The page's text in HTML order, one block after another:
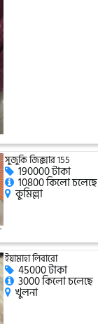
সুজুকি জিক্সার 155
190000 টাকা
10800 কিলো চলেছে
কুমিল্লা
ইয়ামাহা লিবারো
45000 টাকা
3000 কিলো চলেছে
খুলনা